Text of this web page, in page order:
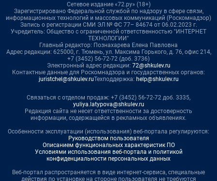
Сетевое издание «72.ру» (18+)
Зарегистрировано Федеральной службой по надзору в сфере связи,
информационных технологий и массовых коммуникаций (Роскомнадзор)
Запись о регистрации СМИ ЭЛ № ФС 77– 84674 от 06.02.2023 г.
Учредитель: Общество с ограниченной ответственностью "ИНТЕРНЕТ
ТЕХНОЛОГИИ"
Главный редактор: Познахарева Елена Павловна
Адрес редакции: 625000, г. Тюмень, ул. Максима Горького, д. 76, офис 214,
+7 (3452) 56-72-72 (доб. 3736)
Электронный адрес редакции: 72@shkulev.ru
Контактные данные для Роскомнадзора и государственных органов:
juristchel@shkulev.ruТехподдержка: help@shkulev.ru
Связаться с отделом продаж: +7 (3452) 56-72-72 доб. 3335,
yuliya.latypova@shkulev.ru
Редакция сайта не несет ответственности за достоверность
информации, содержащейся в рекламных объявлениях.
Особенности эксплуатации (использования) веб-портала регулируются:
Руководством пользователя
Описанием функциональных характеристик ПО
Условиями использования веб-портала и политикой
конфиденциальности персональных данных
Веб-портал распространяется в виде интернет-сервиса, специальные
действия по установке на стороне пользователя не требуются